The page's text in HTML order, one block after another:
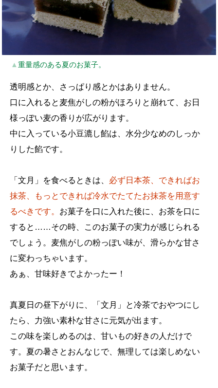
▲ 重量感のある夏のお菓子。
透明感とか、さっぱり感とかはありません。
口に入れると麦焦がしの粉がほろりと崩れて、お日
様っぽい麦の香りが広がります。
中に入っている小豆漉し餡は、水分少なめのしっか
りした餡です。
「文月」を食べるときは、 必ず日本茶、できればお
抹茶、もっとできれば冷水でたてたお抹茶を用意す
るべきです。 お菓子を口に入れた後に、お茶を口に
すると……その時、このお菓子の実力が感じられる
でしょう。麦焦がしの粉っぽい味が、滑らかな甘さ
に変わっちゃいます。
あぁ、甘味好きでよかったー！
真夏日の昼下がりに、「文月」と冷茶でおやつにし
たら、力強い素朴な甘さに元気が出ます。
この味を楽しめるのは、甘いもの好きの人だけで
す。夏の暑さとおんなじで、無理しては楽しめない
お菓子だと思います。